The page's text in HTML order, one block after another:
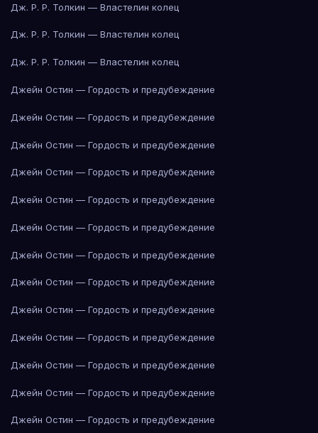
Дж. Р. Р. Толкин — Властелин колец
Дж. Р. Р. Толкин — Властелин колец
Дж. Р. Р. Толкин — Властелин колец
Джейн Остин — Гордость и предубеждение
Джейн Остин — Гордость и предубеждение
Джейн Остин — Гордость и предубеждение
Джейн Остин — Гордость и предубеждение
Джейн Остин — Гордость и предубеждение
Джейн Остин — Гордость и предубеждение
Джейн Остин — Гордость и предубеждение
Джейн Остин — Гордость и предубеждение
Джейн Остин — Гордость и предубеждение
Джейн Остин — Гордость и предубеждение
Джейн Остин — Гордость и предубеждение
Джейн Остин — Гордость и предубеждение
Джейн Остин — Гордость и предубеждение